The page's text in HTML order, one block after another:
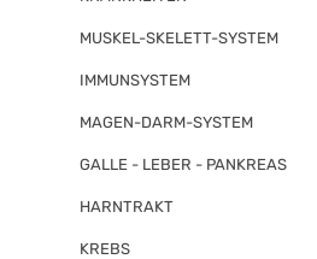
MUSKEL-SKELETT-SYSTEM
IMMUNSYSTEM
MAGEN-DARM-SYSTEM
GALLE - LEBER - PANKREAS
HARNTRAKT
KREBS